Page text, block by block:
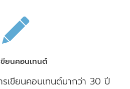
ยนคอนเทนต์
เขียนคอนเทนต์มากว่า 30 ปี